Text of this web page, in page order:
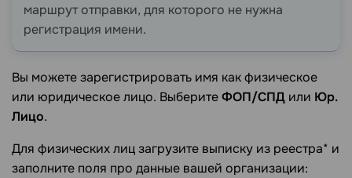
маршрут отправки, для которого не нужна
регистрация имени.
Вы можете зарегистрировать имя как физическое
или юридическое лицо. ВыберитеФОП/СПД или Юр.
Лицо.
Для физических лиц загрузите выписку из реестра* и
заполните поля про данные вашей организации: